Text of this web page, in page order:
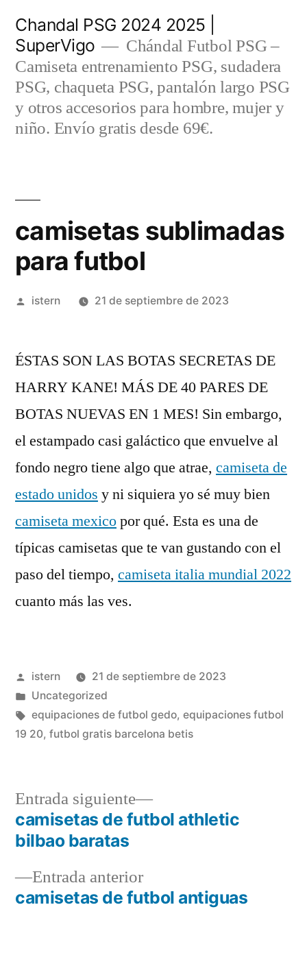
contenido
Chandal PSG 2024 2025 |
SuperVigo
Chándal Futbol PSG –
Camiseta entrenamiento PSG, sudadera
PSG, chaqueta PSG, pantalón largo PSG
y otros accesorios para hombre, mujer y
niño. Envío gratis desde 69€.
camisetas sublimadas
para futbol
Publicado
istern 21 de septiembre de 2023
ÉSTAS SON LAS BOTAS SECRETAS DE
HARRY KANE! MÁS DE 40 PARES DE
BOTAS NUEVAS EN 1 MES! Sin embargo,
el estampado casi galáctico que envuelve al
fondo negro tiene algo que atrae, camiseta de
estado unidos y ni siquiera yo sé muy bien
camiseta mexicopor qué. Esta es una de
típicas camisetas que te van gustando con el
paso del tiempo, camiseta italia mundial 2022
cuanto más las ves.
Publicado
por
istern
21 de septiembre de 2023
Publicado
en
Uncategorized
Etiquetas:
equipaciones de futbol gedo, equipaciones futbol
19 20, futbol gratis barcelona betis
Navegación
entradas
Entrada anteriorEntrada
anterior:
camisetas de futbol antiguas
Entrada siguiente
Entrada
siguiente:
camisetas de futbol athletic
bilbao baratas